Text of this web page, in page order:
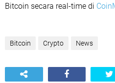
Bitcoin secara real-time di
Bitcoin Crypto News